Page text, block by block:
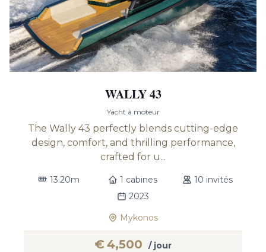
WALLY 43
Yacht à moteur
The Wally 43 perfectly blends cutting-edge
design, comfort, and thrilling performance,
crafted for u...
13.20m 1 cabines
10 invités
2023
Mykonos
€4,500 / jour